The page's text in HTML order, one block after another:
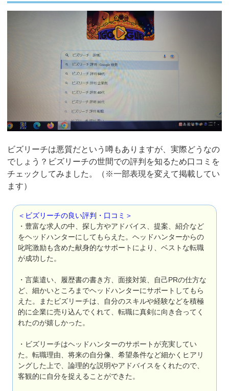
ビズリーチは悪質だという噂もありますが、実際どうなの
でしょう？ビズリーチの世間での評判を知るため口コミを
チェックしてみました。（※一部表現を変えて掲載してい
ます）
＜ビズリーチの良い評判・口コミ＞
・豊富な求人の中、探し方やアドバイス、提案、紹介など
をヘッドハンターにしてもらえた。ヘッドハンターからの
叱咤激励も含めた献身的なサポートにより、ベストな転職
が成功した。
・言葉遣い、履歴書の書き方、面接対策、自己PRの仕方な
ど、細かいところまでヘッドハンターにサポートしてもら
えた。またビズリーチは、自分のスキルや経験などを積極
的に企業に売り込んでくれて、転職に真剣に向き合ってく
れたのが嬉しかった。
・ビズリーチはヘッドハンターのサポートが充実してい
た。転職理由、将来の自分像、希望条件など細かくヒアリ
ングした上で、論理的な説明やアドバイスをくれたので、
客観的に自分を捉えることができた。